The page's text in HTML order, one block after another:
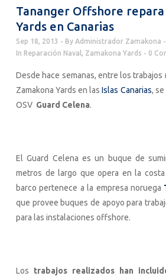
Tananger Offshore repara
Yards en Canarias
Sep 18, 2013 By Administrador Zamakona
In Reparación Naval, Zamakona Yards 0
Desde hace semanas, entre los
Zamakona Yards en lasIslas Canarias,
OSV Guard Celena.
El Guard Celena es un buque de
metros de largo que opera en la
barco pertenece a la empresa noruega
que provee buques de apoyo para
para las instalaciones offshore.
Los trabajos realizados han